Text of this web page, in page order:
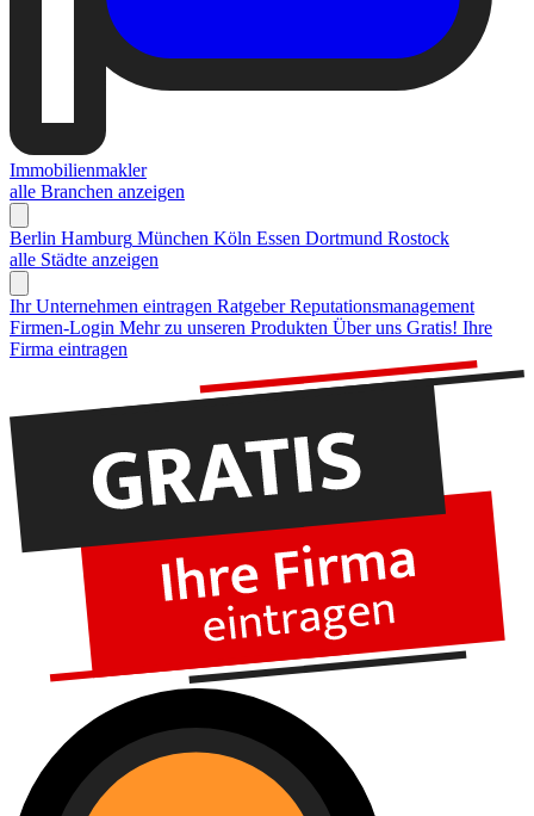
Immobilienmakler
alle Branchen anzeigen
Berlin Hamburg München Köln Essen Dortmund Rostock
alle Städte anzeigen
Ihr Unternehmen eintragen Ratgeber Reputationsmanagement
Firmen-Login Mehr zu unseren Produkten Über uns Gratis! Ihre
Firma eintragen